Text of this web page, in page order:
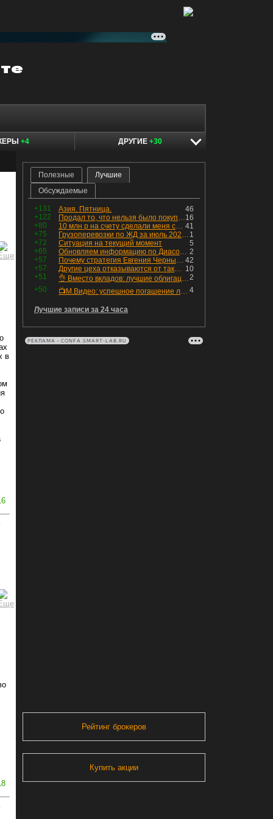
+4 ДРУГИЕ +30
в
Полезные
Лучшие
Обсуждаемые
+131 46
Азия. Пятница.
+122
16
Продал то, что нельзя было покупать. Изменения в портфеле
+80
41
10 млн р на счету сделали меня счастливым? Ожидание vs Реальность!
+75
1
Грузоперевозки по ЖД за июль 2026 г. — четвёртый месяц подряд роста, чёрные металлы на уровне прошлого года, а каменный уголь в плюсе.
+72
5
Ситуация на текущий момент
+65
2
Обновляем информацию по Диасофту: дивиденды и выкуп
+57
42
Почему стратегия Евгения Черных приведет вас к убыткам в 2026 году
+57
10
Другие цеха отказываются от таких деталей — а мы построили на них производство с оборотом 70 млн
+51
2
👌 Вместо вкладов: лучшие облигации — только супер надёжные
+50
4
📺М.Видео: успешное погашение любимого флоатера
Лучшие записи за 24 часа
РЕКЛАМА • CONFA.SMART-LAB.RU
Рейтинг брокеров
Купить акции